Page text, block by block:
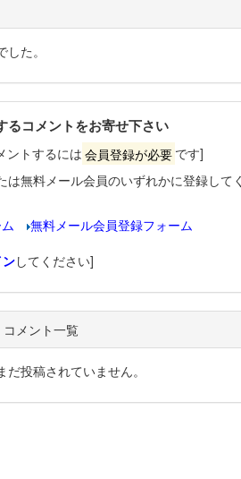
た。
るコメントをお寄せ下さい
ントするには 会員登録が必要 です]
は無料メール会員のいずれかに登録して
無料メール会員登録フォーム
してください]
コメント一覧
投稿されていません。